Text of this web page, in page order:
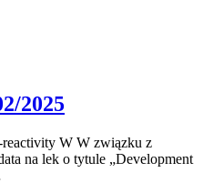
2025
reactivity W W związku z
na lek o tytule „Development